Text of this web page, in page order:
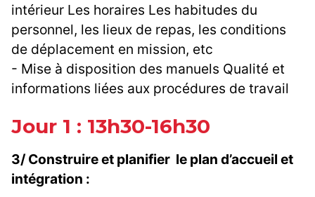
intérieur Les horaires Les habitudes du
personnel, les lieux de repas, les conditions
de déplacement en mission, etc
- Mise à disposition des manuels Qualité et
informations liées aux procédures de travail
Jour 1 : 13h30-16h30
3/ Construire et planifier le plan d’accueil et
intégration :